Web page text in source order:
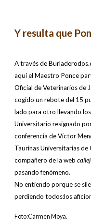
Y resulta que
A través de
aquí el Maestro Ponce
Oficial de Veterinarios de
cogido un rebote del 15
lado para otro llevando
Universitario resignado
conferencia de Víctor
Taurinas Universitarias de
compañero de la web
pasando fenómeno.
No entiendo porque se
perdiendo todos:los
Foto:Carmen Moya.